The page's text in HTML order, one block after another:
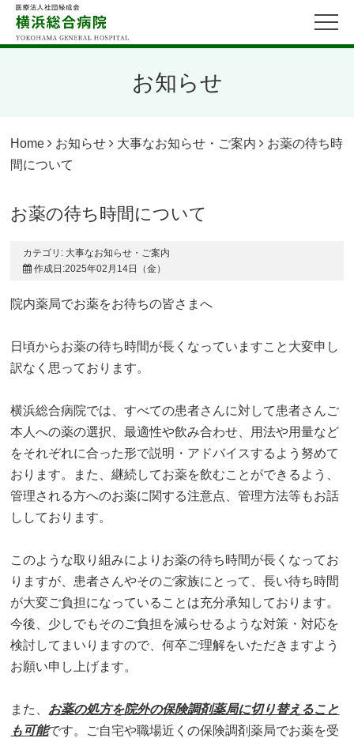
お知らせ
Home お知らせ 大事なお知らせ・ご案内
お薬の待ち時
間について
お薬の待ち時間について
カテゴリ: 大事なお知らせ・ご案内
作成日:2025年02月14日（金）
院内薬局でお薬をお待ちの皆さまへ
日頃からお薬の待ち時間が長くなっていますこと大変申し
訳なく思っております。
横浜総合病院では、すべての患者さんに対して患者さんご
本人への薬の選択、最適性や飲み合わせ、用法や用量など
をそれぞれに合った形で説明・アドバイスするよう努めて
おります。また、継続してお薬を飲むことができるよう、
管理される方へのお薬に関する注意点、管理方法等もお話
ししております。
このような取り組みによりお薬の待ち時間が長くなってお
りますが、患者さんやそのご家族にとって、長い待ち時間
が大変ご負担になっていることは充分承知しております。
今後、少しでもそのご負担を減らせるような対策・対応を
検討してまいりますので、何卒ご理解をいただきますよう
お願い申し上げます。
また、 お薬の処方を院外の保険調剤薬局に切り替えること
も可能です。ご自宅や職場近くの保険調剤薬局でお薬を受